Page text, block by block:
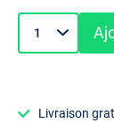
Livraison